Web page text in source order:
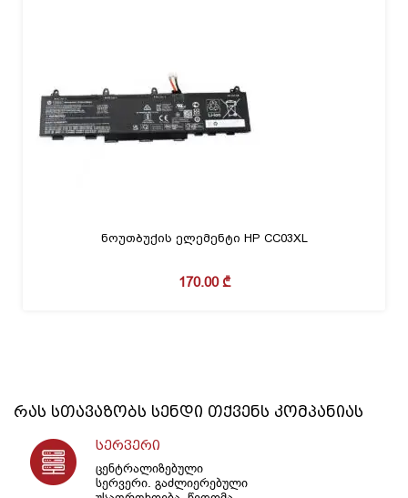
ნოუთბუქის ელემენტი HP CC03XL
170.00₾
რას სთავაზობს სენდი თქვენს კომპანიას
სერვერი
ცენტრალიზებული
სერვერი. გაძლიერებული